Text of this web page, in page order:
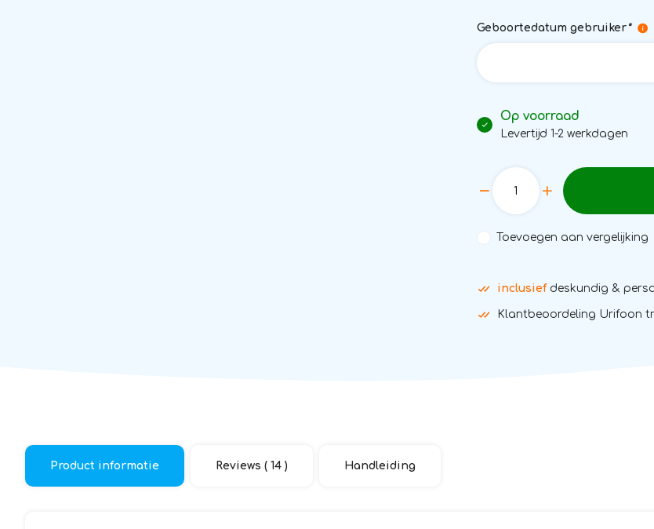
Geboortedatum gebruiker*
Op voorraad
Levertijd 1-2 werkdagen
Toevoegen aan vergelijking
inclusiefdeskundig &
Klantbeoordeling Urifoon
Product informatie Reviews ( 14 ) Handleiding